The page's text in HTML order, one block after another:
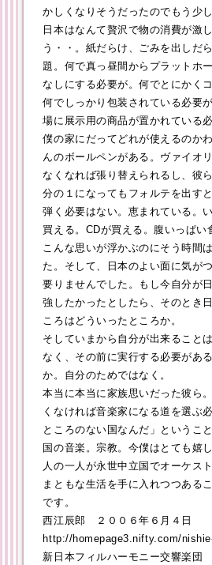
かしくなりそうだったのでもう少
日本はなんて贅沢で物の消費が激
う・・。紙だらけ、ごみを出しだ
題。何で真っ昼間からプラットホ
なしにする必要が。何でとにかく
何でしっかり包装されている必要
場に展示用の商品が置かれている
僕の家にだってどれが使えるのか
んのボールペンがある。ヴァイオ
なくなれば張り替えられるし、彼
分の１になってもフォルテを出す
弾く必要はない。恵まれている。
買える。CDが買える。腹いっぱい
こんな思いが浮かぶのにそう時間
た。そして、日本のよい面に気が
要りませんでした。もし今自分が
強したかったとしたら、そのとき
ころはどういったところか。
そしていまから自分が出来ること
なく、その前に実行する必要があ
か。自分のためではなく。
本当に本当に家族思いだった彼ら
くなければ音楽家になる道を選ぶ
ところのない国なんだ」というこ
国の音楽。宗教。今僕はとても嬉
人の一人が永世中立国でオーケス
まともな生活を手に入れつつある
です。
西江辰郎 ２００６年６月４日
http://homepage3.nifty.com/
新日本フィルハーモニー交響楽団